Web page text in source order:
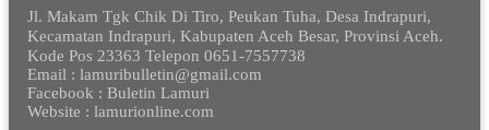
Jl. Makam Tgk Chik Di Tiro, Peukan Tuha, Desa Indrapuri,
Kecamatan Indrapuri, Kabupaten Aceh Besar, Provinsi Aceh.
Kode Pos 23363 Telepon 0651-7557738
Email : lamuribulletin@gmail.com
Facebook : Buletin Lamuri
Website : lamurionline.com